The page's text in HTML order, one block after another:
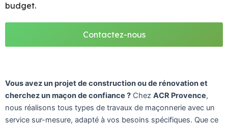
budget.
Contactez-nous
Vous avez un projet de construction ou de rénovation et
cherchez un maçon de confiance ? Chez ACR Provence,
nous réalisons tous types de travaux de maçonnerie avec un
service sur-mesure, adapté à vos besoins spécifiques. Que ce